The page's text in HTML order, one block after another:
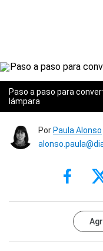
Paso a paso para
lámpara
Por Paula Alonso